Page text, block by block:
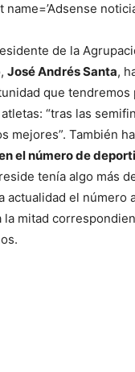
de la
José Andrés Santa,
que tendremos
“tras las
mejores”. También
el número de
tenía algo más
actualidad el número
la mitad